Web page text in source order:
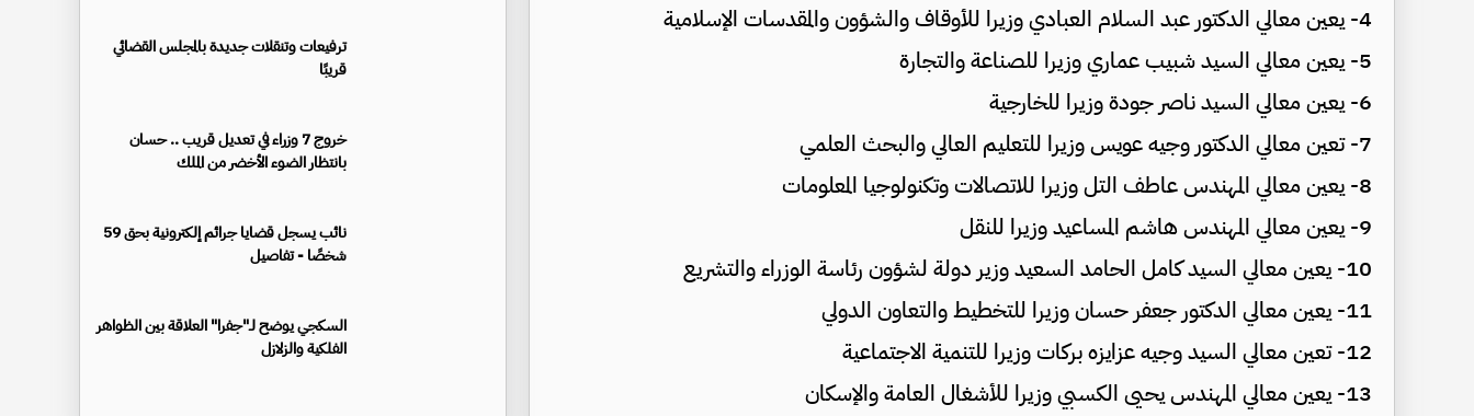
4- يعين معالي الدكتور عبد السلام العبادي وزيرا للأوقاف والشؤون والمقدسات الإسلامية
5- يعين معالي السيد شبيب عماري وزيرا للصناعة والتجارة
6- يعين معالي السيد ناصر جودة وزيرا للخارجية
7- تعين معالي الدكتور وجيه عويس وزيرا للتعليم العالي والبحث العلمي
8- يعين معالي المهندس عاطف التل وزيرا للاتصالات وتكنولوجيا المعلومات
9- يعين معالي المهندس هاشم المساعيد وزيرا للنقل
10- يعين معالي السيد كامل الحامد السعيد وزير دولة لشؤون رئاسة الوزراء والتشريع
11- يعين معالي الدكتور جعفر حسان وزيرا للتخطيط والتعاون الدولي
12- تعين معالي السيد وجيه عزايزه بركات وزيرا للتنمية الاجتماعية
13- يعين معالي المهندس يحيى الكسبي وزيرا للأشغال العامة والإسكان
ترفيعات وتنقلات جديدة بالمجلس القضائي
قريبًا
خروج 7 وزراء في تعديل قريب .. حسان
بانتظار الضوء الأخضر من الملك
نائب يسجل قضايا جرائم إلكترونية بحق 59
شخصًا - تفاصيل
السكجي يوضح لـ"جفرا" العلاقة بين الظواهر
الفلكية والزلازل